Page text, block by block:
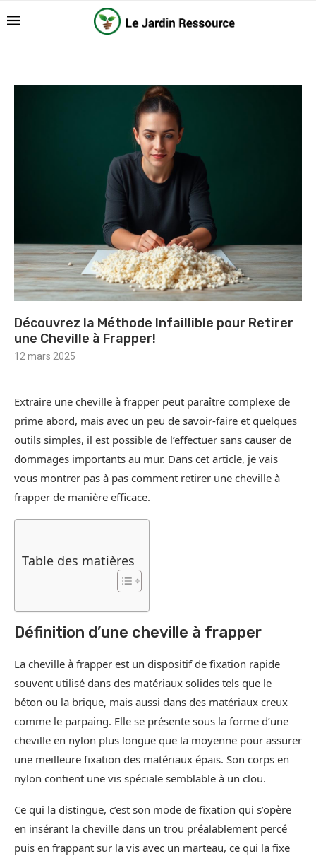
Découvrez la Méthode Infaillible pour Retirer
une Cheville à Frapper!
12 mars 2025
Extraire une cheville à frapper peut paraître complexe de
prime abord, mais avec un peu de savoir-faire et quelques
outils simples, il est possible de l’effectuer sans causer de
dommages importants au mur. Dans cet article, je vais
vous montrer pas à pas comment retirer une cheville à
frapper de manière efficace.
Table des matières
Définition d’une cheville à frapper
La cheville à frapper est un dispositif de fixation rapide
souvent utilisé dans des matériaux solides tels que le
béton ou la brique, mais aussi dans des matériaux creux
comme le parpaing. Elle se présente sous la forme d’une
cheville en nylon plus longue que la moyenne pour assurer
une meilleure fixation des matériaux épais. Son corps en
nylon contient une vis spéciale semblable à un clou.
Ce qui la distingue, c’est son mode de fixation qui s’opère
en insérant la cheville dans un trou préalablement percé
puis en frappant sur la vis avec un marteau, ce qui la fixe